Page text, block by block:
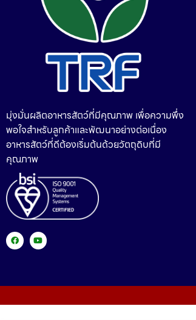
มุ่งมั่นผลิตอาหารสัตว์ที่มีคุณภาพ เพื่อความพึ่ง
พอใจสำหรับลูกค้าและพัฒนาอย่างต่อเนื่อง
อาหารสัตว์ที่ดีต้องเริ่มต้นด้วยวัตถุดิบที่มี
คุณภาพ